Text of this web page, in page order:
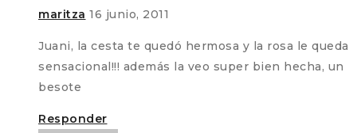
maritza 16 junio, 2011
Juani, la cesta te quedó hermosa y la rosa le queda
sensacional!!! además la veo super bien hecha, un
besote
Responder